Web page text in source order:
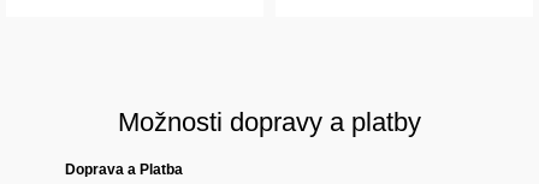
Možnosti dopravy a platby
Doprava a Platba